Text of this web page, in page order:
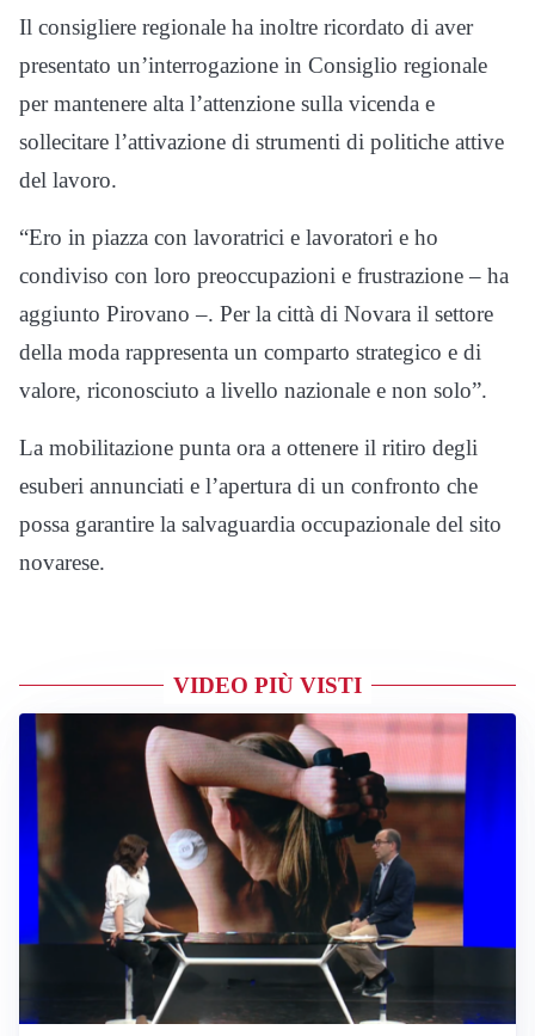
Il consigliere regionale ha inoltre ricordato di aver
presentato un’interrogazione in Consiglio regionale
per mantenere alta l’attenzione sulla vicenda e
sollecitare l’attivazione di strumenti di politiche attive
del lavoro.
“Ero in piazza con lavoratrici e lavoratori e ho
condiviso con loro preoccupazioni e frustrazione – ha
aggiunto Pirovano –. Per la città di Novara il settore
della moda rappresenta un comparto strategico e di
valore, riconosciuto a livello nazionale e non solo”.
La mobilitazione punta ora a ottenere il ritiro degli
esuberi annunciati e l’apertura di un confronto che
possa garantire la salvaguardia occupazionale del sito
novarese.
VIDEO PIÙ VISTI